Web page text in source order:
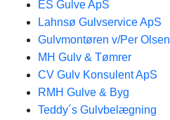
ES Gulve ApS
Lahnsø Gulvservice ApS
Gulvmontøren v/Per Olsen
MH Gulv & Tømrer
CV Gulv Konsulent ApS
RMH Gulve & Byg
Teddy´s Gulvbelægning